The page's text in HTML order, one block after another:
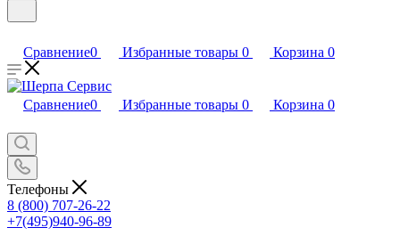
Сравнение0 Избранные товары 0 Корзина 0
Сравнение0 Избранные товары 0 Корзина 0
Телефоны
8 (800) 707-26-22
+7(495)940-96-89